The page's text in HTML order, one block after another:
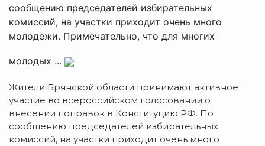
сообщению председателей избирательных
комиссий, на участки приходит очень много
молодежи. Примечательно, что для многих
молодых ...
Жители Брянской области принимают активное
участие во всероссийском голосовании о
внесении поправок в Конституцию РФ. По
сообщению председателей избирательных
комиссий, на участки приходит очень много